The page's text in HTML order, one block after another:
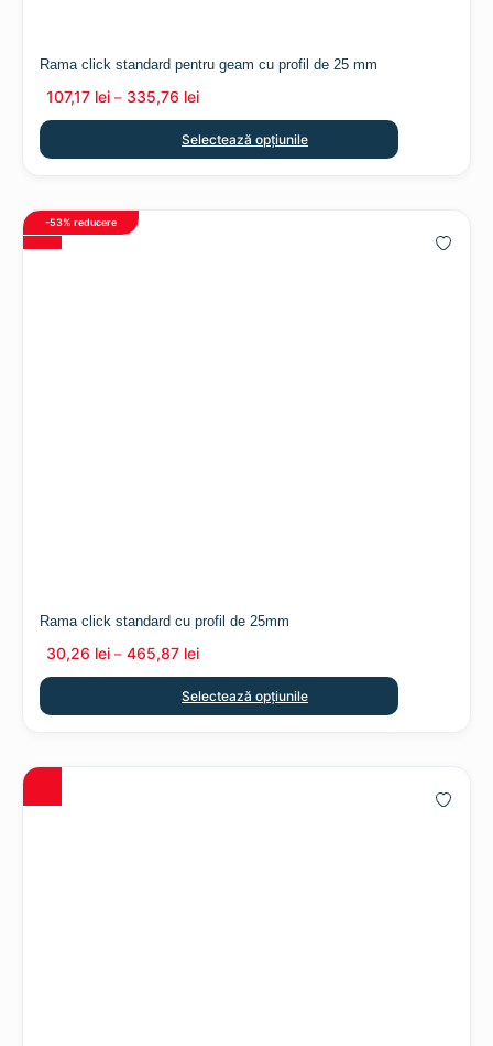
Rama click standard pentru geam cu profil de 25 mm
107,17 lei – 335,76 lei
Selectează opțiunile
-53% reducere
Rama click standard cu profil de 25mm
30,26 lei – 465,87 lei
Selectează opțiunile